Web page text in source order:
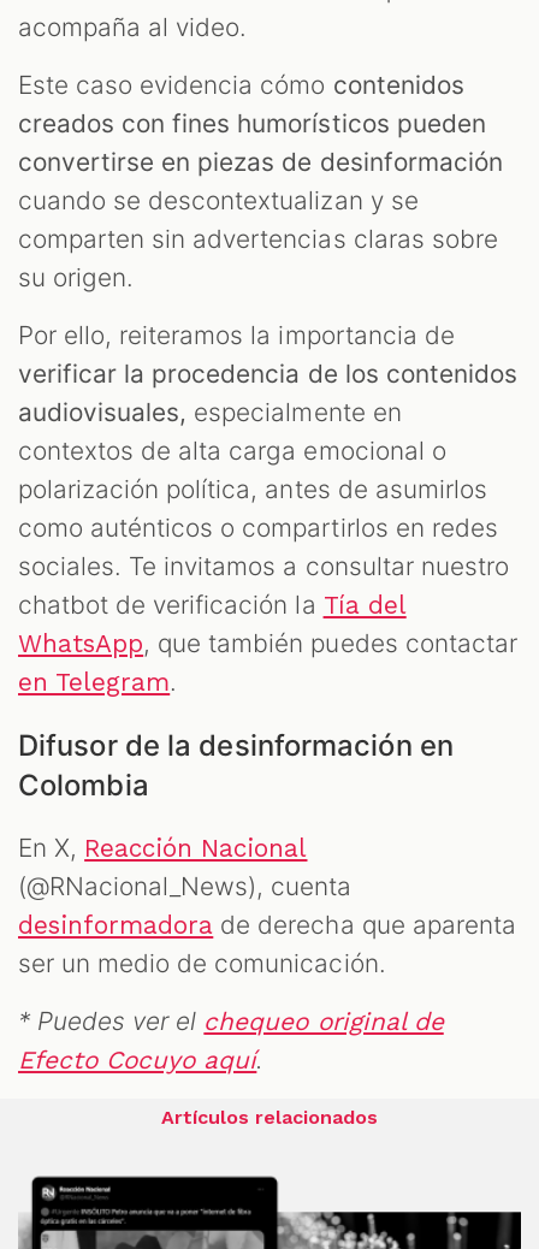
acompaña al video.
Este caso evidencia cómo contenidos
creados con fines humorísticos pueden
convertirse en piezas de desinformación
cuando se descontextualizan y se
comparten sin advertencias claras sobre
su origen.
Por ello, reiteramos la importancia de
verificar la procedencia de los contenidos
audiovisuales, especialmente en
contextos de alta carga emocional o
polarización política, antes de asumirlos
como auténticos o compartirlos en redes
sociales. Te invitamos a consultar nuestro
chatbot de verificación la Tía del
WhatsApp, que también puedes contactar
en Telegram.
Difusor de la desinformación en
Colombia
En X, Reacción Nacional
(@RNacional_News), cuenta
desinformadora de derecha que aparenta
ser un medio de comunicación.
* Puedes ver el chequeo original de
Efecto Cocuyo aquí.
Artículos relacionados